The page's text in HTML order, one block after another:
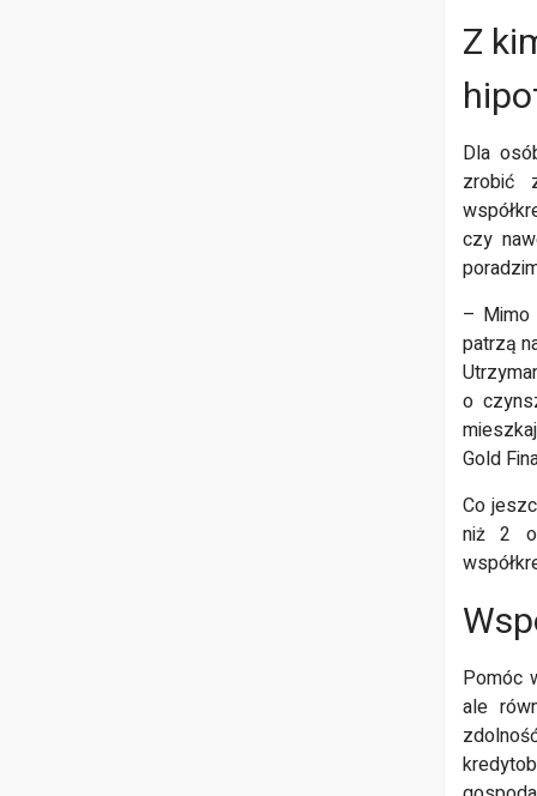
Z
Dla
zrobić
czy
– Mimo
patrzą
o
Gold
Co
niż 2
Pomóc
ale